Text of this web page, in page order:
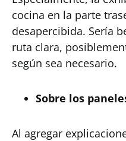
cocina en la parte
desapercibida. Sería
ruta clara,
según sea necesario.
Sobre los
Al agregar